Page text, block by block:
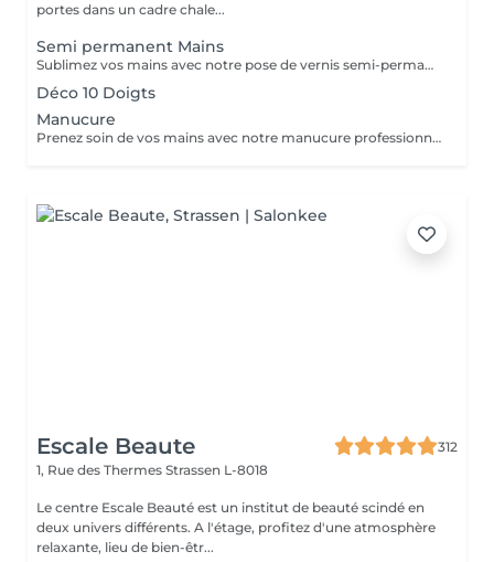
portes dans un cadre chale...
Semi permanent Mains
Sublimez vos mains avec notre pose de vernis semi-permanent, pour un résultat parfait et durable jusqu'à 3 semaines. -Finition brillante et impeccable -Résistant aux chocs et aux éclats -Disponible dans une large palette de couleurs tendances Chaque séance comprend préparation de l'ongle, application soignée et finition professionnelle, pour des mains élégantes et parfaitement entretenues.
Déco 10 Doigts
Manucure
Prenez soin de vos mains avec notre manucure professionnelle, pour des ongles soignés et une peau douce. - Limage et modelage précis des ongles - Soin des cuticules et hydratation des mains - Finition base fortifiante ou non Chaque séance est réalisée avec soin pour un résultat élégant et raffiné.
Escale Beaute
312
1, Rue des Thermes Strassen L-8018
Le centre Escale Beauté est un institut de beauté scindé en
deux univers différents. A l'étage, profitez d'une atmosphère
relaxante, lieu de bien-êtr...